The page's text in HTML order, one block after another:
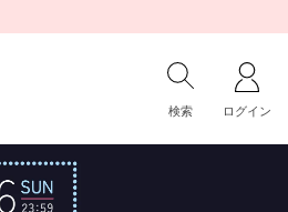
検索 ログイン